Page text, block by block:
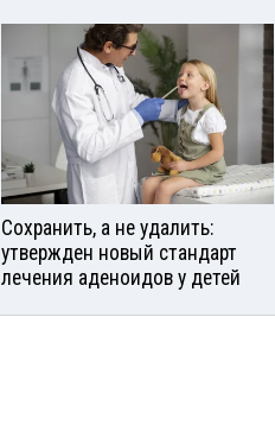
Сохранить, а не удалить:
утвержден новый стандарт
лечения аденоидов у детей